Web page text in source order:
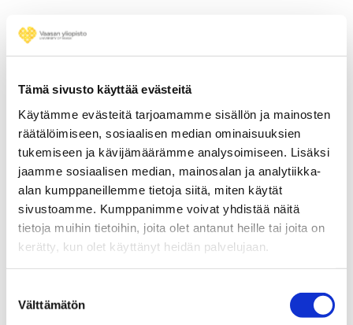
Tämä sivusto käyttää evästeitä
Käytämme evästeitä tarjoamamme sisällön ja mainosten
räätälöimiseen, sosiaalisen median ominaisuuksien
tukemiseen ja kävijämäärämme analysoimiseen. Lisäksi
jaamme sosiaalisen median, mainosalan ja analytiikka-
alan kumppaneillemme tietoja siitä, miten käytät
sivustoamme. Kumppanimme voivat yhdistää näitä
tietoja muihin tietoihin, joita olet antanut heille tai joita on
kerätty, kun olet käyttänyt heidän palvelujaan.
valinta
Välttämätön
Vaikka tutkimus määritteleekin uuden
tavan vertailla matkapuhelinkameroita
tulos, joka määrittelee miten
matkapuhelinkameroita pitäisi vertailla.
Ensinnäkin, kaikkien mittaustapojen ja
laskentakaavojen pitää olla julkisia.
Mittaustavat, -tulokset ja varsinkin
erilaisten metriikoiden yhdistäminen voivat
sisältää tarkoituksellisia tai
tiedostamattomia painotuksia, jotka voivat
Toiseksi, mittauksia pitäisi tehdä useissa
eri kuvausympäristöissä. Varsinkin